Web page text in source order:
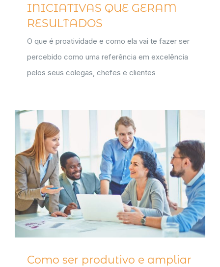
INICIATIVAS QUE GERAM
RESULTADOS
O que é proatividade e como ela vai te fazer ser
percebido como uma referência em excelência
pelos seus colegas, chefes e clientes
Como ser produtivo e ampliar